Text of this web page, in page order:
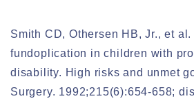
Smith CD, Othersen HB, Jr., et al.
fundoplication in children with
disability. High risks and unmet
Surgery. 1992;215(6):654-658;